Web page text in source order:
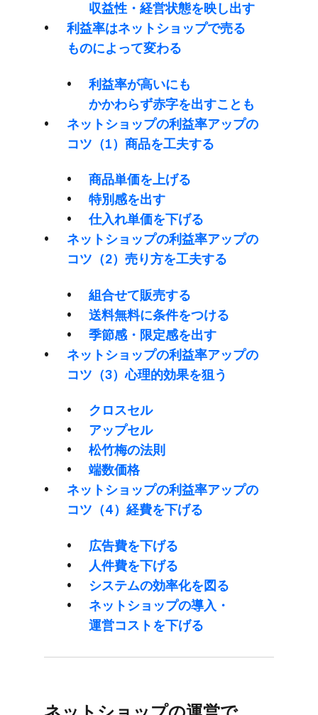
収益性・経営状態を​映し出す
利益率は​ネットショップで​売る​
ものに​よって​変わる
利益率が​高いにも​
かかわらず赤字を​出すことも
ネットショップの​利益率アップの​
コツ​（1）​商品を​工夫する
商品単価を​上げる
特別感を​出す
仕入れ単価を​下げる
ネットショップの​利益率アップの​
コツ​（2）​売り方を​工夫する
組合せて​販売する
送料無料に​条件を​つける
季節感・限定感を​出す
ネットショップの​利益率アップの​
コツ​（3）​心理的効果を​狙う
クロスセル
アップセル
松竹梅の​法則
端数価格
ネットショップの​利益率アップの​
コツ​（4）​経費を​下げる
広告費を​下げる
人件費を​下げる
システムの​効率化を​図る
ネットショップの​導入・
運営コストを​下げる